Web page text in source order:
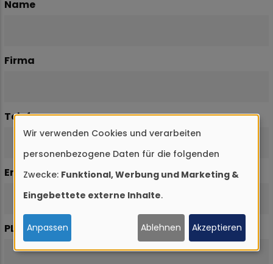
Name
Firma
Telefon
Email
PLZ
Verwendung
von
personenbezogenen
Daten
und
Cookies
Wir verwenden Cookies und verarbeiten
personenbezogene Daten für die folgenden
Zwecke: Funktional, Werbung und Marketing &
Eingebettete externe Inhalte.
Anpassen Ablehnen Akzeptieren